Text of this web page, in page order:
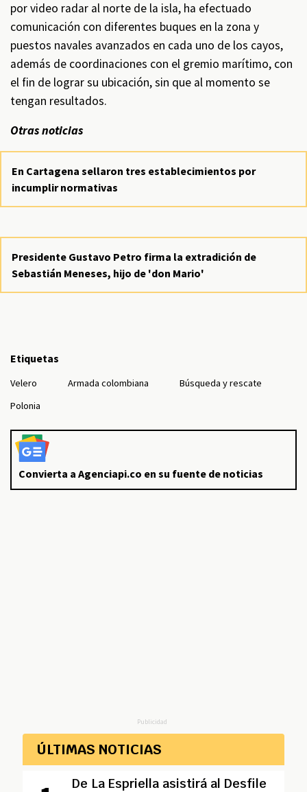
por video radar al norte de la isla, ha efectuado
comunicación con diferentes buques en la zona y
puestos navales avanzados en cada uno de los cayos,
además de coordinaciones con el gremio marítimo, con
el fin de lograr su ubicación, sin que al momento se
tengan resultados.
Otras noticias
En Cartagena sellaron tres establecimientos por
incumplir normativas
Presidente Gustavo Petro firma la extradición de
Sebastián Meneses, hijo de 'don Mario'
Etiquetas
Velero Armada colombiana
Búsqueda y rescate
Polonia
Convierta a Agenciapi.co en su fuente de noticias
Publicidad
ÚLTIMAS NOTICIAS
De La Espriella asistirá al Desfile